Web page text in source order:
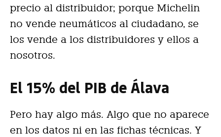
precio al distribuidor; porque Michelin
no vende neumáticos al ciudadano, se
los vende a los distribuidores y ellos a
nosotros.
El 15% del PIB de Álava
Pero hay algo más. Algo que no aparece
en los datos ni en las fichas técnicas. Y